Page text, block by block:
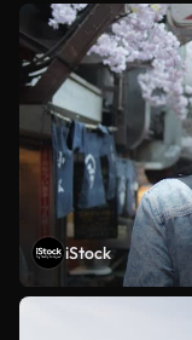
iStock